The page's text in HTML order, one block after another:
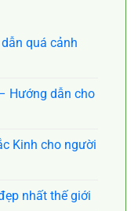
quá cảnh
Hướng dẫn cho
Kinh cho người
nhất thế giới